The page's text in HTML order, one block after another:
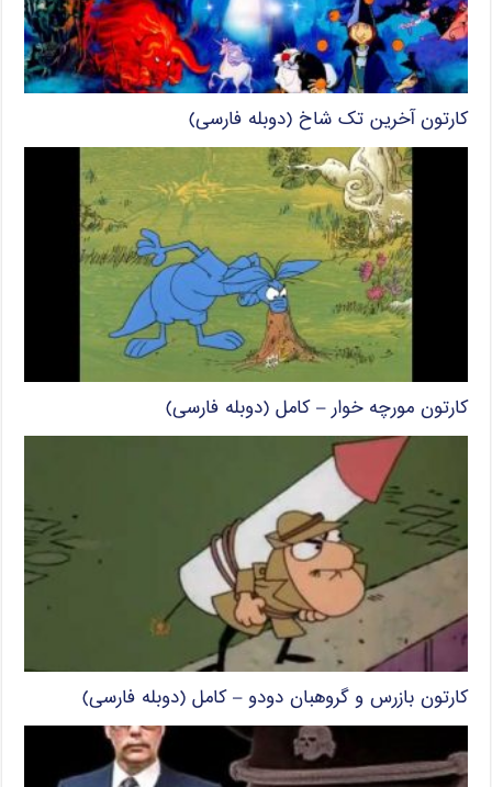
کارتون آخرین تک شاخ (دوبله فارسی)
کارتون مورچه خوار – کامل (دوبله فارسی)
کارتون بازرس و گروهبان دودو – کامل (دوبله فارسی)